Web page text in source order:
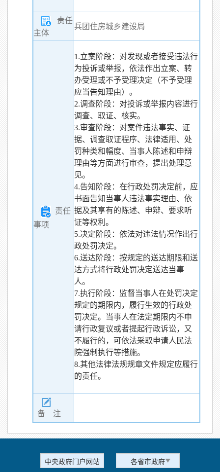
责任
主体
兵团住房城乡建设局
责任
事项
1.立案阶段：对发现或者接受违法行
为投诉或举报，依法作出立案、转
办受理或不予受理决定（不予受理
应当告知理由）。
2.调查阶段：对投诉或举报内容进行
调查、取证、核实。
3.审查阶段：对案件违法事实、证
据、调查取证程序、法律适用、处
罚种类和幅度、当事人陈述和申辩
理由等方面进行审查，提出处理意
见。
4.告知阶段：在行政处罚决定前，应
书面告知当事人违法事实理由、依
据及其享有的陈述、申辩、要求听
证等权利。
5.决定阶段：依法对违法情况作出行
政处罚决定。
6.送达阶段：按规定的送达期限和送
达方式将行政处罚决定送达当事
人。
7.执行阶段：监督当事人在处罚决定
规定的期限内，履行生效的行政处
罚决定。当事人在法定期限内不申
请行政复议或者提起行政诉讼，又
不履行的，可依法采取申请人民法
院强制执行等措施。
8.其他法律法规规章文件规定应履行
的责任。
备 注
中央政府门户网站 各省市政府